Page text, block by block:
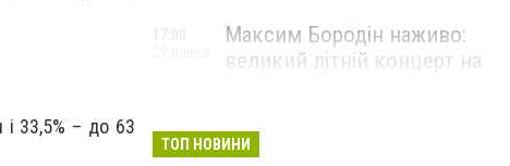
33,5% – до 63
Максим Бородін наживо:
великий літній концерт на
17:00
ТОП НОВИНИ